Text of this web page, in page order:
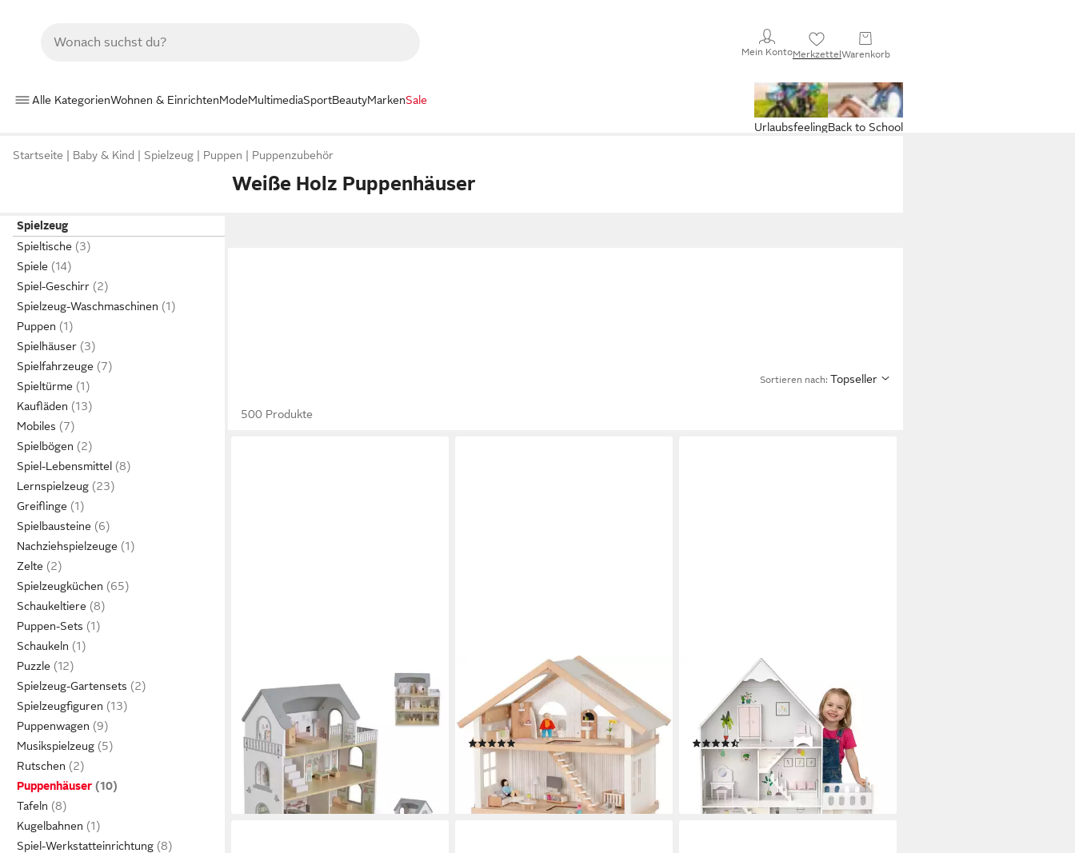
Mein KontoMerkzettelWarenkorb
Alle KategorienWohnen & EinrichtenModeMultimediaSportBeautyMarkenSale
Back to School
Urlaubsfeeling
Startseite Baby & Kind Spielzeug Puppen Puppenzubehör
Weiße Holz Puppenhäuser
Spielzeug
Spieltische
Spiele
Spiel-Geschirr
Spielzeug-Waschmaschinen
Puppen
Spielhäuser
Spielfahrzeuge
Spieltürme
Kaufläden
Mobiles
Spielbögen
Spiel-Lebensmittel
Lernspielzeug
Greiflinge
Spielbausteine
Nachziehspielzeuge
Zelte
Spielzeugküchen
Schaukeltiere
Puppen-Sets
Schaukeln
Puzzle
Spielzeug-Gartensets
Spielzeugfiguren
Puppenwagen
Musikspielzeug
Rutschen
Puppenhäuser
Tafeln
Kugelbahnen
Spiel-Werkstatteinrichtung
Sortieren nach: Topseller
500 Produkte
Puppenhaus Ema, 61 x 26 cm, 11
Möbelstücke, 2 Puppenfiguren,
Balkon, ab 3 Jahren
75,95 €
lieferbar in 3 Wochen
Puppenhaus Modern Living mit 3
Etagen, In modernem Weiß, ohne
Möbel und Biegepuppen
(1)
ab 129,99 € UVP159,00 €
lieferbar - in 2-3 Werktagen bei dir
GREEN SERIES
Puppenhaus Puppenhaus Holz Groß
– LED Traumvilla – Kinderzimmer
Deko – Zubehörset
(5)
114,90 €
lieferbar - in 3-4 Werktagen bei dir